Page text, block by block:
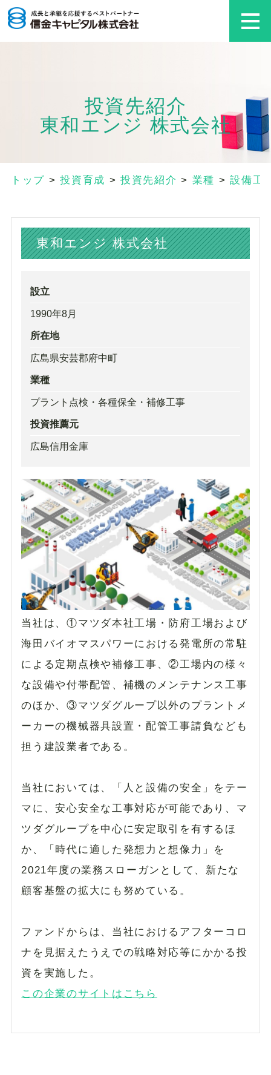
投資先紹介
東和エンジ 株式会社
トップ >投資育成 >投資先紹介 > 業種 >設備工
東和エンジ 株式会社
設立
1990年8月
所在地
広島県安芸郡府中町
業種
プラント点検・各種保全・補修工事
投資推薦元
広島信用金庫
当社は、①マツダ本社工場・防府工場および
海田バイオマスパワーにおける発電所の常駐
による定期点検や補修工事、②工場内の様々
な設備や付帯配管、補機のメンテナンス工事
のほか、③マツダグループ以外のプラントメ
ーカーの機械器具設置・配管工事請負なども
担う建設業者である。
当社においては、「人と設備の安全」をテー
マに、安心安全な工事対応が可能であり、マ
ツダグループを中心に安定取引を有するほ
か、「時代に適した発想力と想像力」を
2021年度の業務スローガンとして、新たな
顧客基盤の拡大にも努めている。
ファンドからは、当社におけるアフターコロ
ナを見据えたうえでの戦略対応等にかかる投
資を実施した。
この企業のサイトはこちら